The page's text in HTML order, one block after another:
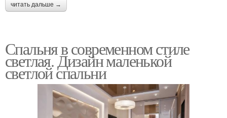
читать дальше →
Спальня в современном стиле
светлая. Дизайн маленькой
светлой спальни